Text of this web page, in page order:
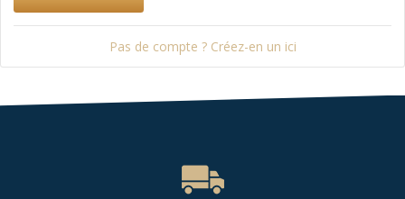
Pas de compte ? Créez-en un ici